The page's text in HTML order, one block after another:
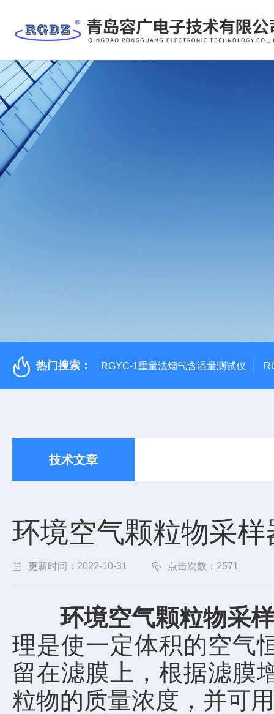
热门搜索： RGYC-1重量法烟气含湿量测试仪
技术文章
环境空气颗粒物采
更新时间：2022-10-31 点击次数：2571
环境空气颗粒物采
理是使一定体积的空气
留在滤膜上，根据滤膜
粒物的质量浓度，并可